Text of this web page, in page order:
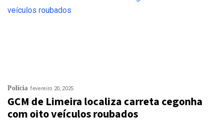
Polícia fevereiro 20, 2025
GCM de Limeira localiza carreta cegonha
com oito veículos roubados